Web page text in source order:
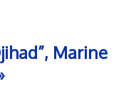
Marine